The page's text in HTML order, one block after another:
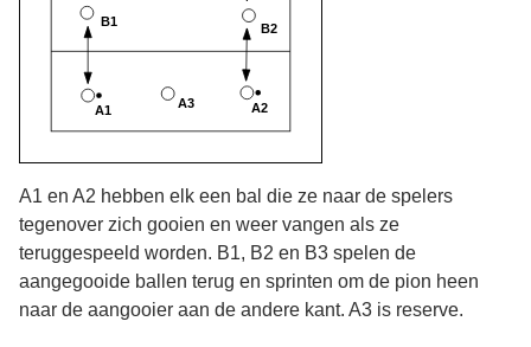
A1 en A2 hebben elk een bal die ze naar de spelers
tegenover zich gooien en weer vangen als ze
teruggespeeld worden. B1, B2 en B3 spelen de
aangegooide ballen terug en sprinten om de pion heen
naar de aangooier aan de andere kant. A3 is reserve.